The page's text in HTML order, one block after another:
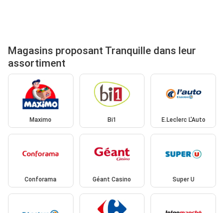
Magasins proposant Tranquille dans leur
assortiment
Maximo Bi1 E.Leclerc L'Auto
Conforama Géant Casino Super U